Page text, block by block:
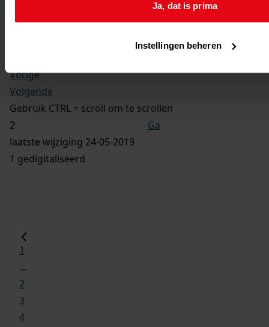
Ja, dat is prima
Instellingen beheren
Dit bestand is nog niet gecontroleerd op volledigheid
Vorige
Volgende
Gebruik CTRL + scroll om te scrollen
Ga
laatste wijziging 24-05-2019
1 gedigitaliseerd
1
...
2
3
4